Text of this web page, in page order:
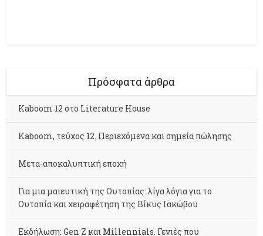
Πρόσφατα άρθρα
Kaboom 12 στο Literature House
Kaboom, τεύχος 12. Περιεχόμενα και σημεία πώλησης
Μετα-αποκαλυπτική εποχή
Για μια μαιευτική της Ουτοπίας: λίγα λόγια για το
Ουτοπία και χειραφέτηση της Βίκυς Ιακώβου
Εκδήλωση: Gen Z και Millennials. Γενιές που